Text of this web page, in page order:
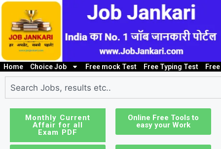
Home Choice Job
10th/ 12th pass job
Free mock Test Free Typing Test
Monthly Current
Affair for all
Exam PDF
Online Free Tools to
easy your Work